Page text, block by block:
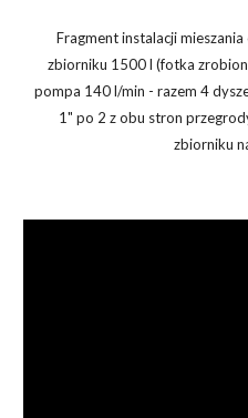
Fragment instalacji
zbiorniku 1500 l (fotka
pompa 140 l/min - razem 4
1" po 2 z obu stron
zbiorniku